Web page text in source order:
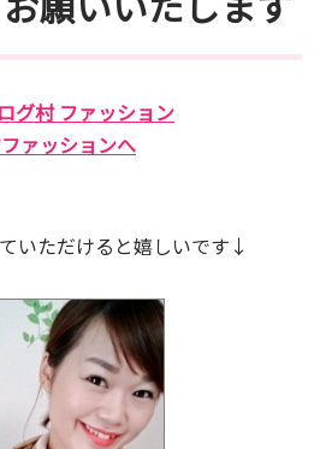
いただけると嬉しいです↓